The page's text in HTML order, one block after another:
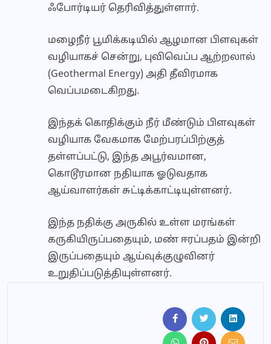
ஃபோர்டியர் தெரிவித்துள்ளார்.
மழைநீர் பூமிக்கடியில் ஆழமான பிளவுகள்
வழியாகச் சென்று, புவிவெப்ப ஆற்றலால்
(Geothermal Energy) அதி தீவிரமாக
வெப்பமடைகிறது.
இந்தக் கொதிக்கும் நீர் மீண்டும் பிளவுகள்
வழியாக வேகமாக மேற்பரப்பிற்குத்
தள்ளப்பட்டு, இந்த அபூர்வமான,
கொடூரமான நதியாக ஓடுவதாக
ஆய்வாளர்கள் சுட்டிக்காட்டியுள்ளனர்.
இந்த நதிக்கு அருகில் உள்ள மரங்கள்
கருகியிருப்பதையும், மண் ஈரப்பதம் இன்றி
இருப்பதையும் ஆய்வுக்குழுவினர்
உறுதிப்படுத்தியுள்ளனர்.